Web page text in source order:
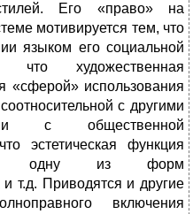
Его «право» на
мотивируется тем, что
языком его социальной
что художественная
«сферой» использования
с другими
с общественной
эстетическая функция
одну из форм
т.д. Приводятся и другие
включения